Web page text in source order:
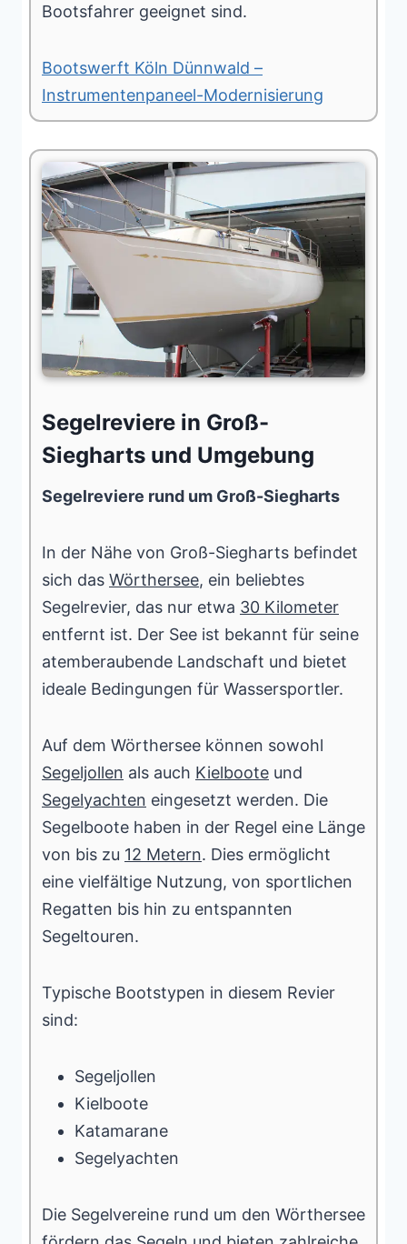
Bootsfahrer geeignet sind.
Bootswerft Köln Dünnwald –
Instrumentenpaneel-Modernisierung
Segelreviere in Groß-
Siegharts und Umgebung
Segelreviere rund um Groß-Siegharts
In der Nähe von Groß-Siegharts befindet
sich das Wörthersee, ein beliebtes
Segelrevier, das nur etwa 30 Kilometer
entfernt ist. Der See ist bekannt für seine
atemberaubende Landschaft und bietet
ideale Bedingungen für Wassersportler.
Auf dem Wörthersee können sowohl
Segeljollen als auch Kielboote und
Segelyachten eingesetzt werden. Die
Segelboote haben in der Regel eine Länge
von bis zu 12 Metern. Dies ermöglicht
eine vielfältige Nutzung, von sportlichen
Regatten bis hin zu entspannten
Segeltouren.
Typische Bootstypen in diesem Revier
sind:
Segeljollen
Kielboote
Katamarane
Segelyachten
Die Segelvereine rund um den Wörthersee